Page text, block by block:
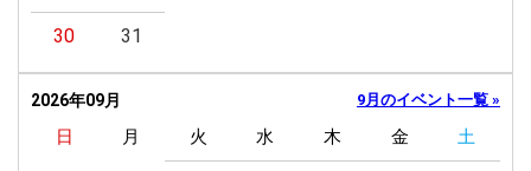
30 31
2026年09月 9月のイベント一覧 »
日 月 火 水 木 金 土